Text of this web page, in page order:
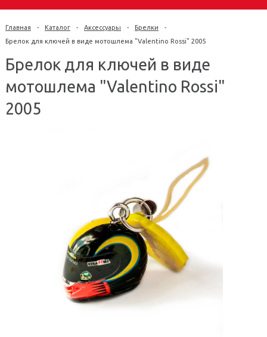
Главная - Каталог - Аксессуары - Брелки
-
Брелок для ключей в виде мотошлема "Valentino Rossi" 2005
Брелок для ключей в виде
мотошлема "Valentino Rossi"
2005